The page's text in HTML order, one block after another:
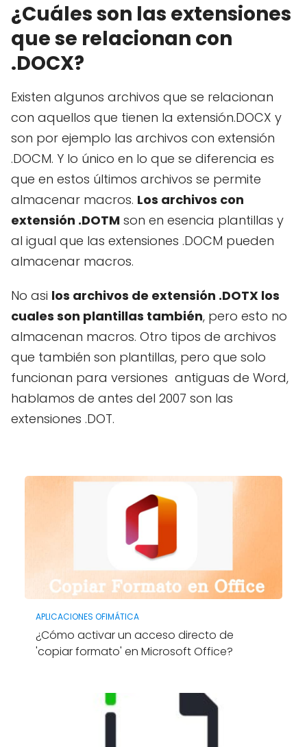
¿Cuáles son las extensiones
que se relacionan con
.DOCX?
Existen algunos archivos que se relacionan
con aquellos que tienen la extensión.DOCX y
son por ejemplo las archivos con extensión
.DOCM. Y lo único en lo que se diferencia es
que en estos últimos archivos se permite
almacenar macros. Los archivos con
extensión .DOTM son en esencia plantillas y
al igual que las extensiones .DOCM pueden
almacenar macros.
No asi los archivos de extensión .DOTX los
cuales son plantillas también, pero esto no
almacenan macros. Otro tipos de archivos
que también son plantillas, pero que solo
funcionan para versiones antiguas de Word,
hablamos de antes del 2007 son las
extensiones .DOT.
APLICACIONES OFIMÁTICA
¿Cómo activar un acceso directo de
'copiar formato' en Microsoft Office?